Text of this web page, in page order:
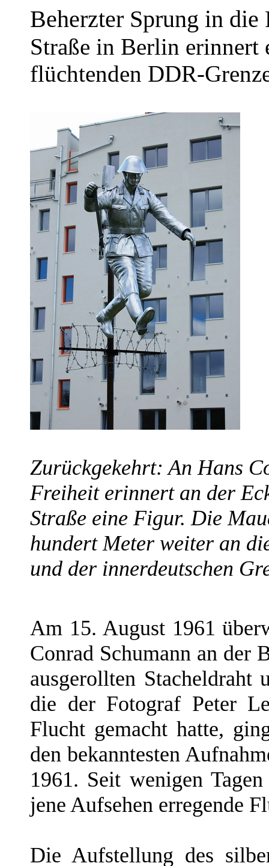
Beherzter Sprung in
Straße in Berlin erinnert
flüchtenden DDR-
Zurückgekehrt: An Hans
Freiheit erinnert an der
Straße eine Figur. Die
hundert Meter weiter an
und der innerdeutschen
Am 15. August 1961
Conrad Schumann an der
ausgerollten Stacheldraht
die der Fotograf Peter
Flucht gemacht hatte,
den bekanntesten
1961. Seit wenigen
jene Aufsehen erregende
Die Aufstellung des